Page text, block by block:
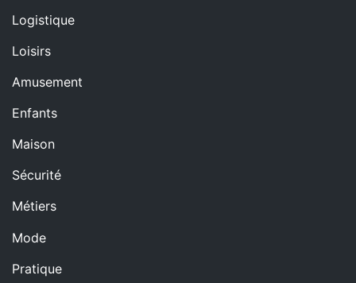
Logistique
Loisirs
Amusement
Enfants
Maison
Sécurité
Métiers
Mode
Pratique